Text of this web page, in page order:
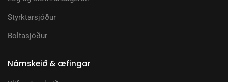
Styrktarsjóður
Boltasjóður
Námskeið & æfingar